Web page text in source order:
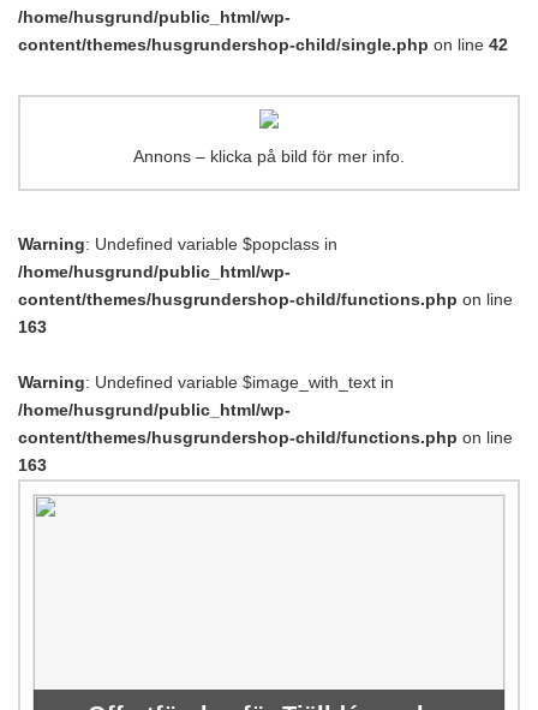
/home/husgrund/public_html/wp-
content/themes/husgrundershop-child/single.php on line 42
Annons – klicka på bild för mer info.
Warning: Undefined variable $popclass in
/home/husgrund/public_html/wp-
content/themes/husgrundershop-child/functions.php on line
163
Warning: Undefined variable $image_with_text in
/home/husgrund/public_html/wp-
content/themes/husgrundershop-child/functions.php on line
163